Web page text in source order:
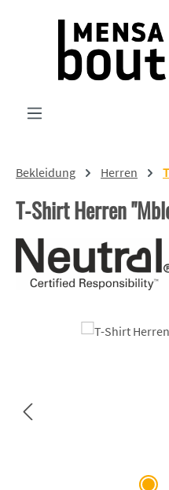
Zum Hauptinhalt springen
Bekleidung Herren
T-Shirt Herren
Bildergalerie überspringen